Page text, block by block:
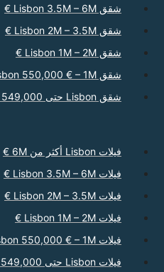
شقق Lisbon 3.5M – 6M €
شقق Lisbon 2M – 3.5M €
شقق Lisbon 1M – 2M €
شقق Lisbon 550,000 € – 1M
شقق Lisbon حتى 549,000 €
فيلات Lisbon أكثر من 6M €
فيلات Lisbon 3.5M – 6M €
فيلات Lisbon 2M – 3.5M €
فيلات Lisbon 1M – 2M €
فيلات Lisbon 550,000 € – 1M
فيلات Lisbon حتى 549,000 €